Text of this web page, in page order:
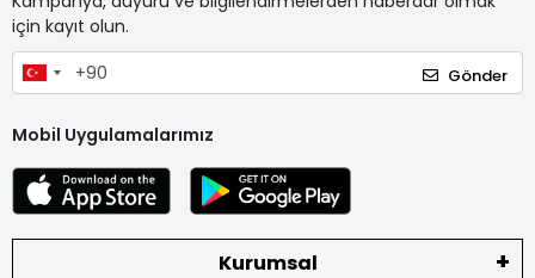
için kayıt olun.
Gönder
Mobil Uygulamalarımız
Kurumsal